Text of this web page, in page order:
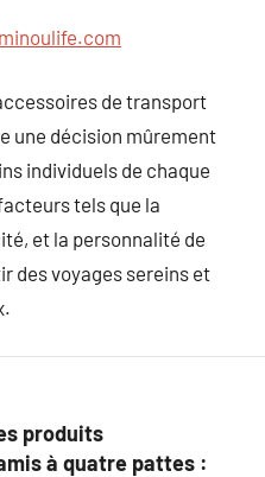
de transport
une décision mûrement
individuels de chaque
tels que la
et la personnalité de
des voyages sereins et
produits
à quatre pattes :